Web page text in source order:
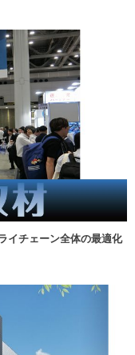
イチェーン全体の最適化